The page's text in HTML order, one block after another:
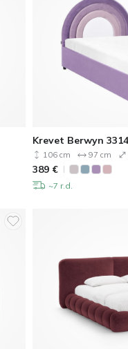
Krevet Berwyn 3314
106 cm 97 cm
389 €
~7 r.d.